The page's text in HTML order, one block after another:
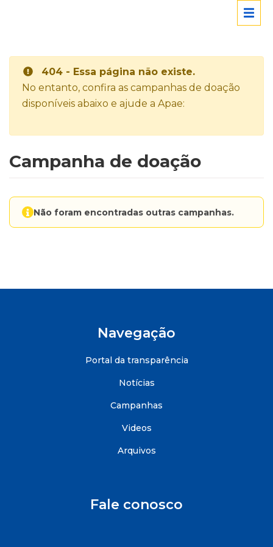
404 - Essa página não existe.
No entanto, confira as campanhas de doação
disponíveis abaixo e ajude a Apae:
Campanha de doação
Não foram encontradas outras campanhas.
Navegação
Portal da transparência
Notícias
Campanhas
Videos
Arquivos
Fale conosco